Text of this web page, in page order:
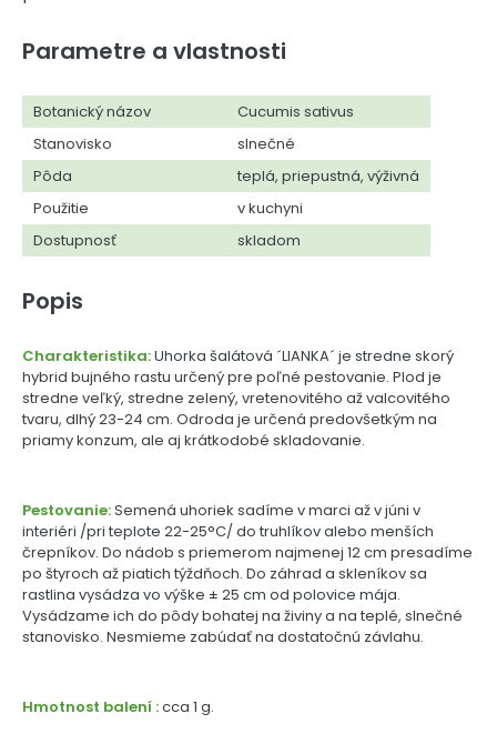
Parametre a vlastnosti
Botanický názov
Cucumis sativus
Stanovisko
slnečné
Pôda
teplá, priepustná, výživná
Použitie
v kuchyni
Dostupnosť
skladom
Popis
Charakteristika:Uhorka šalátová ´LIANKA´ je stredne skorý
hybrid bujného rastu určený pre poľné pestovanie. Plod je
stredne veľký, stredne zelený, vretenovitého až valcovitého
tvaru, dlhý 23-24 cm. Odroda je určená predovšetkým na
priamy konzum, ale aj krátkodobé skladovanie.
Pestovanie:Semená uhoriek sadíme v marci až v júni v
interiéri /pri teplote 22-25°C/ do truhlíkov alebo menších
črepníkov. Do nádob s priemerom najmenej 12 cm presadíme
po štyroch až piatich týždňoch. Do záhrad a skleníkov sa
rastlina vysádza vo výške ± 25 cm od polovice mája.
Vysádzame ich do pôdy bohatej na živiny a na teplé, slnečné
stanovisko. Nesmieme zabúdať na dostatočnú závlahu.
Hmotnost balení :cca 1 g.